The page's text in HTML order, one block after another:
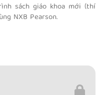
sách giáo khoa mới (thí
NXB Pearson.